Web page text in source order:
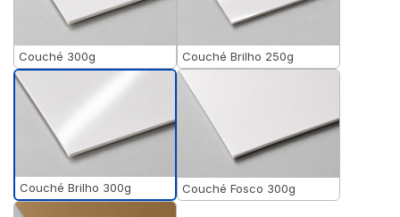
Couché 300g Couché Brilho 250g
Couché Brilho 300g Couché Fosco 300g